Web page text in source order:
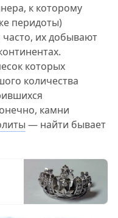
к которому
перидоты)
их добывают
которых
количества
камни
— найти бывает